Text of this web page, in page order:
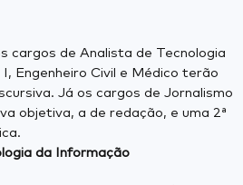
cargos de Analista de Tecnologia
Engenheiro Civil e Médico terão
Já os cargos de Jornalismo
objetiva, a de redação, e uma 2ª
da Informação